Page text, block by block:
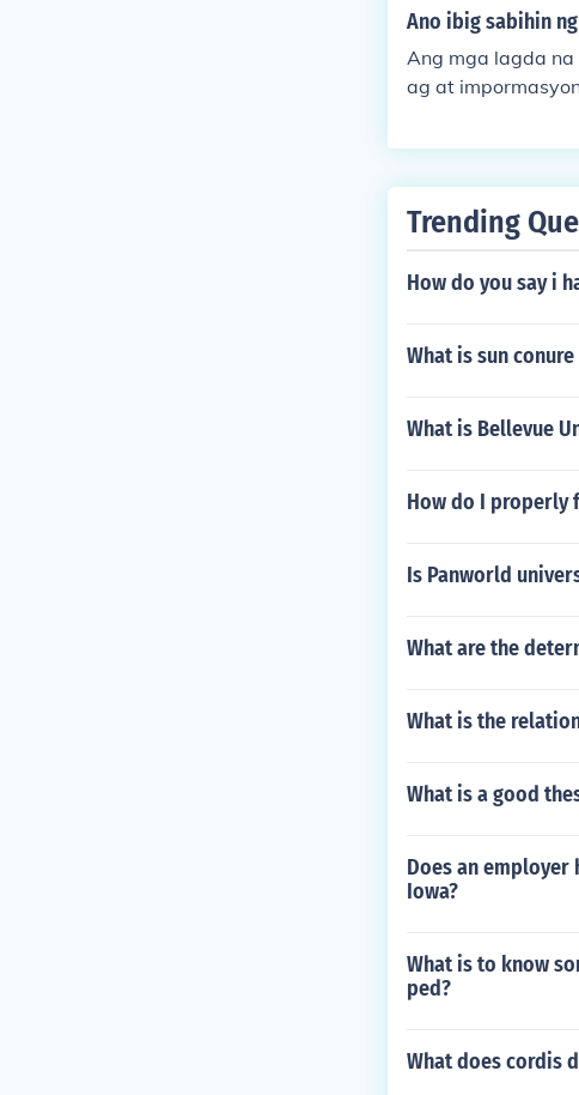
on, nasakop din
a dating bahagi
aan.
Ano ibig sabihin
Ang mga lagda
ag at
ahalagang
Trending
How do you say i
What is sun
What is Bellevue
How do I properly
Is Panworld
What are the
What is the
What is a good
Does an
Iowa?
What is to know
ped?
What does cordis